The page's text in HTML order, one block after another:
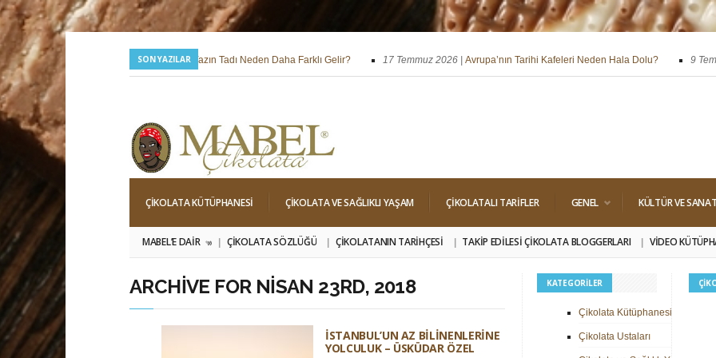
SON YAZILAR
24 Temmuz 2026 |Yazın Tadı Neden Daha Farklı Gelir? 17 Temmuz 2026 |Avrupa’nın Tarihi Kafeleri Neden Hala Dolu? 9
6 Mayıs 2026 |Hıdırellez; Dilek, Niyet ve Baharı Karşılama Hissi 29 Nisan 2026 |Dört Klasik Dolgu: Pralin, Ganaj, Krokant ve Trüf
ÇIKOLATA KÜTÜPHANESI ÇIKOLATA VE SAĞLIKLI YAŞAM ÇIKOLATALI TARIFLER GENEL KÜLTÜR VE SANAT
MABEL’E DAIR » ÇIKOLATA SÖZLÜĞÜ ÇIKOLATANIN TARIHÇESI TAKIP EDILESI ÇIKOLATA BLOGGERLARI VIDEO
ARCHIVE FOR NISAN 23RD, 2018
İSTANBUL’UN AZ BILINENLERINE
YOLCULUK – ÜSKÜDAR ÖZEL
KATEGORILER
Çikolata Kütüphanesi
Çikolata Ustaları